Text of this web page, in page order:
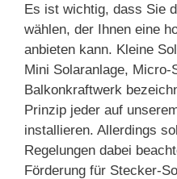
Es ist wichtig, dass Sie
wählen, der Ihnen eine
anbieten kann. Kleine
Mini Solaranlage, Micro-
Balkonkraftwerk
Prinzip jeder auf
installieren. Allerdings
Regelungen dabei
Förderung für Stecker-